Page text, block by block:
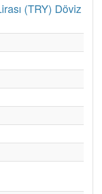
(TRY) Döviz